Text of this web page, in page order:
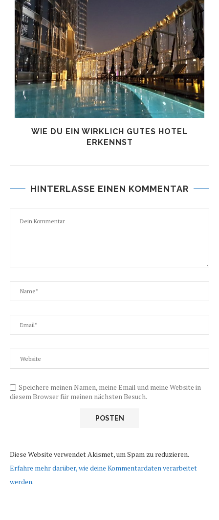
WIE DU EIN WIRKLICH GUTES HOTEL
ERKENNST
HINTERLASSE EINEN KOMMENTAR
Speichere meinen Namen, meine Email und meine Website in
diesem Browser für meinen nächsten Besuch.
Diese Website verwendet Akismet, um Spam zu reduzieren.
Erfahre mehr darüber, wie deine Kommentardaten verarbeitet
werden.